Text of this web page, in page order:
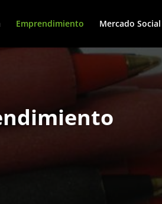
Emprendimiento Mercado Social